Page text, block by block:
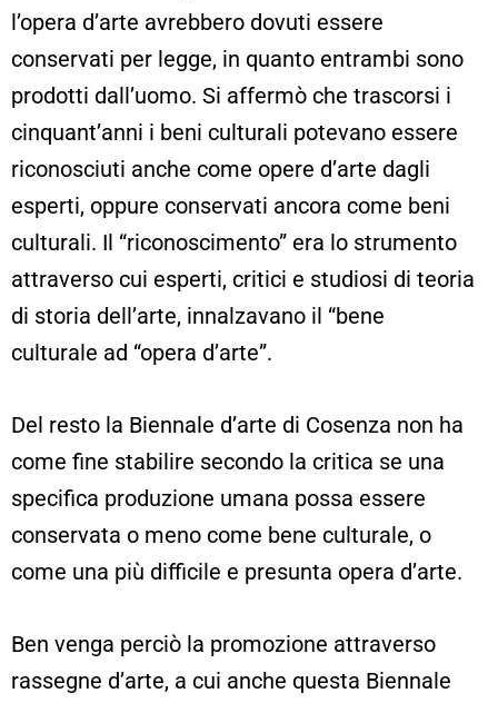
l’opera d’arte avrebbero dovuti essere
conservati per legge, in quanto entrambi sono
prodotti dall’uomo. Si affermò che trascorsi i
cinquant’anni i beni culturali potevano essere
riconosciuti anche come opere d’arte dagli
esperti, oppure conservati ancora come beni
culturali. Il “riconoscimento” era lo strumento
attraverso cui esperti, critici e studiosi di teoria
di storia dell’arte, innalzavano il “bene
culturale ad “opera d’arte”.
Del resto la Biennale d’arte di Cosenza non ha
come fine stabilire secondo la critica se una
specifica produzione umana possa essere
conservata o meno come bene culturale, o
come una più difficile e presunta opera d’arte.
Ben venga perciò la promozione attraverso
rassegne d’arte, a cui anche questa Biennale